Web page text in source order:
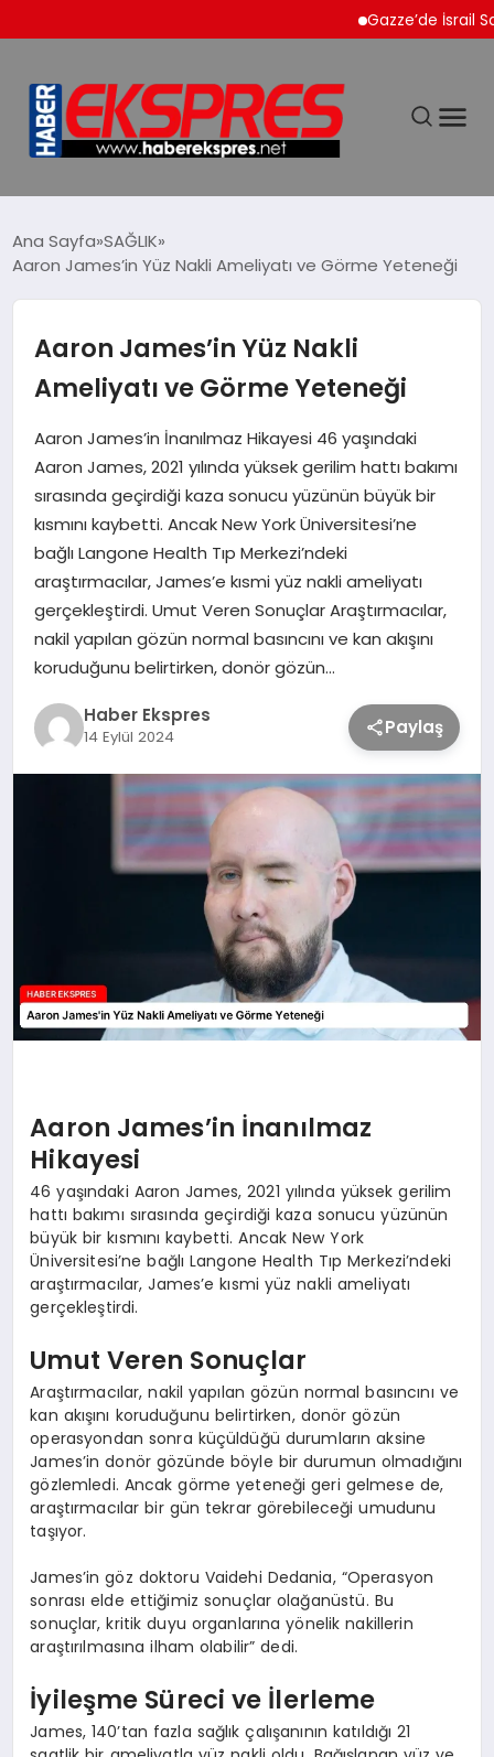
Gazze’de İsrail
SİYASET
YAŞAM
TEKNOLOJİ
SAĞLIK
EĞİTİM
Ana Sayfa SAĞLIK
Aaron James’in Yüz Nakli Ameliyatı ve Görme Yeteneği
Aaron James’in Yüz Nakli
Ameliyatı ve Görme Yeteneği
Aaron James’in İnanılmaz Hikayesi 46 yaşındaki
Aaron James, 2021 yılında yüksek gerilim hattı bakımı
sırasında geçirdiği kaza sonucu yüzünün büyük bir
kısmını kaybetti. Ancak New York Üniversitesi’ne
bağlı Langone Health Tıp Merkezi’ndeki
araştırmacılar, James’e kısmi yüz nakli ameliyatı
gerçekleştirdi. Umut Veren Sonuçlar Araştırmacılar,
nakil yapılan gözün normal basıncını ve kan akışını
koruduğunu belirtirken, donör gözün…
Haber Ekspres
14 Eylül 2024 Paylaş
Aaron James’in İnanılmaz
Hikayesi
46 yaşındaki Aaron James, 2021 yılında yüksek gerilim
hattı bakımı sırasında geçirdiği kaza sonucu yüzünün
büyük bir kısmını kaybetti. Ancak New York
Üniversitesi’ne bağlı Langone Health Tıp Merkezi’ndeki
araştırmacılar, James’e kısmi yüz nakli ameliyatı
gerçekleştirdi.
Umut Veren Sonuçlar
Araştırmacılar, nakil yapılan gözün normal basıncını ve
kan akışını koruduğunu belirtirken, donör gözün
operasyondan sonra küçüldüğü durumların aksine
James’in donör gözünde böyle bir durumun olmadığını
gözlemledi. Ancak görme yeteneği geri gelmese de,
araştırmacılar bir gün tekrar görebileceği umudunu
taşıyor.
James’in göz doktoru Vaidehi Dedania, “Operasyon
sonrası elde ettiğimiz sonuçlar olağanüstü. Bu
sonuçlar, kritik duyu organlarına yönelik nakillerin
araştırılmasına ilham olabilir” dedi.
İyileşme Süreci ve İlerleme
James, 140’tan fazla sağlık çalışanının katıldığı 21